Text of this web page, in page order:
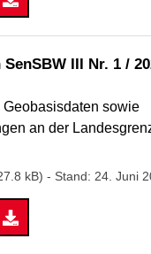
III Nr. 1 /
sowie
an der
kB) - Stand: 24. Juni